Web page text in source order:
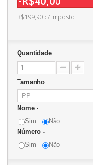
R$199,90c/ imposto
Quantidade
Tamanho
Nome -
Sim
Não
Número -
Sim
Não